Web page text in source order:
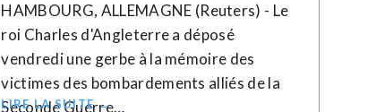
HAMBOURG, ALLEMAGNE (Reuters) - Le
roi Charles d'Angleterre a déposé
vendredi une gerbe à la mémoire des
victimes des bombardements alliés de la
Seconde Guerre…
LIRE LA SUITE →